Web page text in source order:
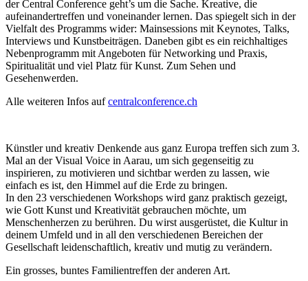
der Central Conference geht’s um die Sache. Kreative, die
aufeinandertreffen und voneinander lernen. Das spiegelt sich in der
Vielfalt des Programms wider: Mainsessions mit Keynotes, Talks,
Interviews und Kunstbeiträgen. Daneben gibt es ein reichhaltiges
Nebenprogramm mit Angeboten für Networking und Praxis,
Spiritualität und viel Platz für Kunst. Zum Sehen und
Gesehenwerden.
Alle weiteren Infos aufcentralconference.ch
Künstler und kreativ Denkende aus ganz Europa treffen sich zum 3.
Mal an der Visual Voice in Aarau, um sich gegenseitig zu
inspirieren, zu motivieren und sichtbar werden zu lassen, wie
einfach es ist, den Himmel auf die Erde zu bringen.
In den 23 verschiedenen Workshops wird ganz praktisch gezeigt,
wie Gott Kunst und Kreativität gebrauchen möchte, um
Menschenherzen zu berühren. Du wirst ausgerüstet, die Kultur in
deinem Umfeld und in all den verschiedenen Bereichen der
Gesellschaft leidenschaftlich, kreativ und mutig zu verändern.
Ein grosses, buntes Familientreffen der anderen Art.